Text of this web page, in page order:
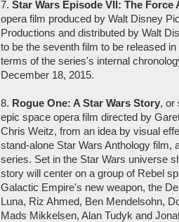
7. Star Wars Episode VII: The Force
opera film produced by Walt Disney
Productions and distributed by Walt
to be the seventh film to be released
terms of the series's internal
December 18, 2015.
8. Rogue One: A Star Wars Story, or
epic space opera film directed by
Chris Weitz, from an idea by visual
stand-alone Star Wars Anthology film,
series. Set in the Star Wars universe
story will center on a group of Rebel
Galactic Empire's new weapon, the
Luna, Riz Ahmed, Ben Mendelsohn,
Mads Mikkelsen, Alan Tudyk and